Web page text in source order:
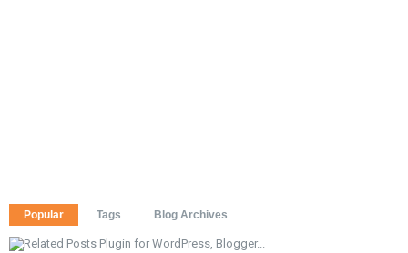
Popular Tags Blog Archives